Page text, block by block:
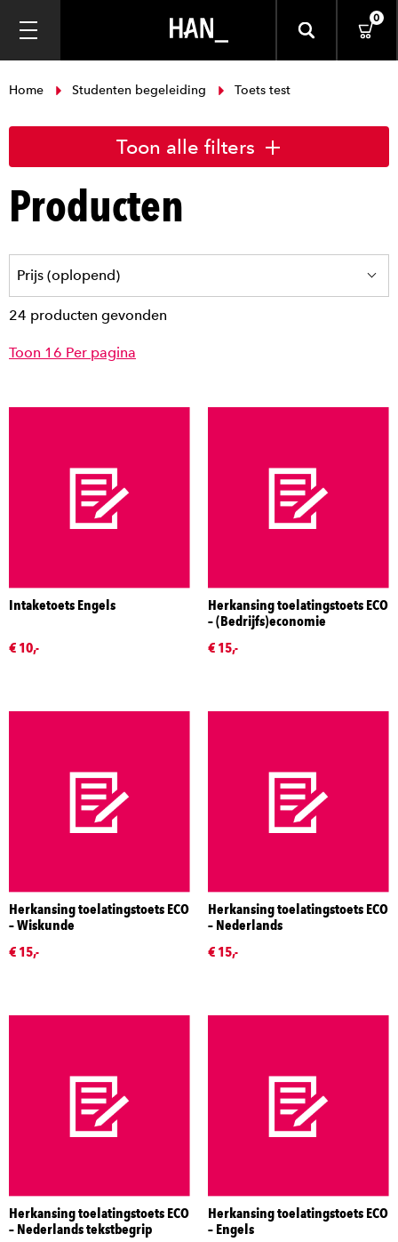
0
Home Studenten begeleiding Toets test
Toon alle filters
Producten
24 producten gevonden
Toon 16 Per pagina
Intaketoets Engels
€ 10,-
Herkansing toelatingstoets ECO
– (Bedrijfs)economie
€ 15,-
Herkansing toelatingstoets ECO
– Wiskunde
€ 15,-
Herkansing toelatingstoets ECO
– Nederlands
€ 15,-
Herkansing toelatingstoets ECO
– Nederlands tekstbegrip
Herkansing toelatingstoets ECO
– Engels